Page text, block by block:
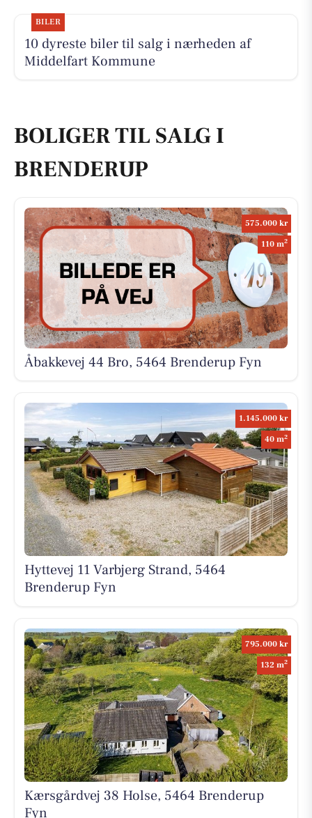
BILER
10 dyreste biler til salg i nærheden af
Middelfart Kommune
BOLIGER TIL SALG I
BRENDERUP
575.000 kr
110 m2
Åbakkevej 44 Bro, 5464 Brenderup Fyn
1.145.000 kr
40 m2
Hyttevej 11 Varbjerg Strand, 5464
Brenderup Fyn
795.000 kr
132 m2
Kærsgårdvej 38 Holse, 5464 Brenderup
Fyn